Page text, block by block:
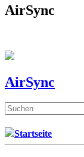
AirSync
AirSync
Startseite